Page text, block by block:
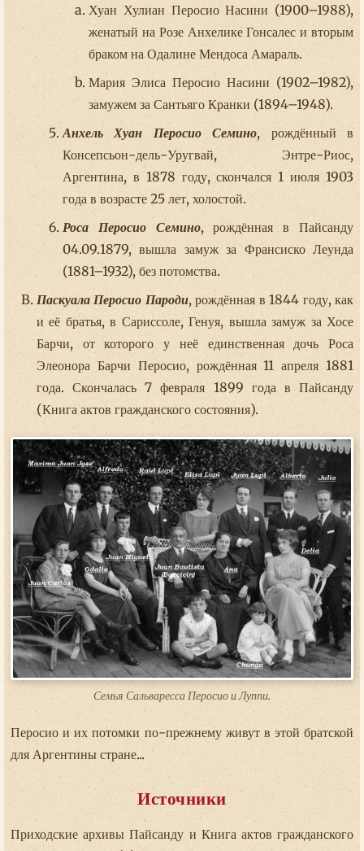
Хуан Хулиан Перосио Насини (1900–1988),
женатый на Розе Анхелике Гонсалес и вторым
браком на Одалине Мендоса Амараль.
Мария Элиса Перосио Насини (1902–1982),
замужем за Сантьяго Кранки (1894–1948).
Анхель Хуан Перосио Семино, рождённый в
Консепсьон-дель-Уругвай, Энтре-Риос,
Аргентина, в 1878 году, скончался 1 июля 1903
года в возрасте 25 лет, холостой.
Роса Перосио Семино, рождённая в Пайсанду
04.09.1879, вышла замуж за Франсиско Леунда
(1881–1932), без потомства.
Паскуала Перосио Пароди, рождённая в 1844 году, как
и её братья, в Сариссоле, Генуя, вышла замуж за Хосе
Барчи, от которого у неё единственная дочь Роса
Элеонора Барчи Перосио, рождённая 11 апреля 1881
года. Скончалась 7 февраля 1899 года в Пайсанду
(Книга актов гражданского состояния).
Семья Сальваресса Перосио и Луппи.
Перосио и их потомки по-прежнему живут в этой братской
для Аргентины стране...
Источники
Приходские архивы Пайсанду и Книга актов гражданского